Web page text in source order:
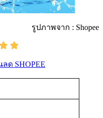
รูปภาพจาก : Shopee
ด SHOPEE